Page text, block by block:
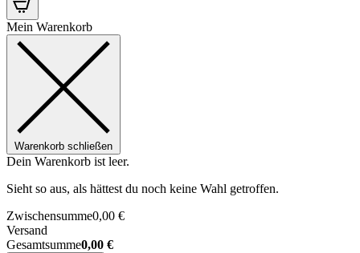
Mein Warenkorb
Warenkorb schließen
Dein Warenkorb ist leer.
Sieht so aus, als hättest du noch keine Wahl getroffen.
Zwischensumme0,00 €
Versand
Gesamtsumme0,00 €